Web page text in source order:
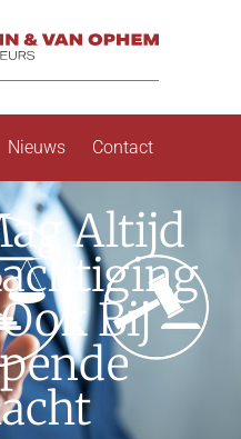
Nieuws Contact
Altijd
Bij